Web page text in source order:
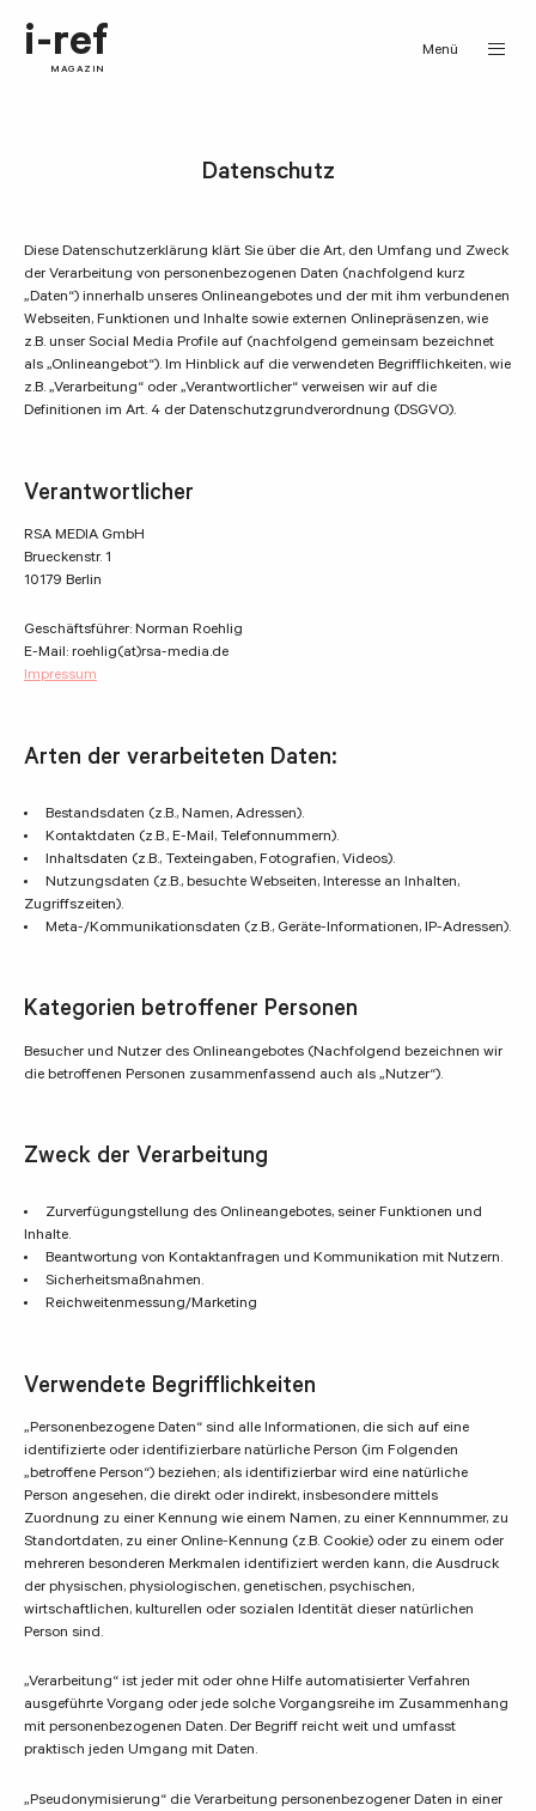
i-ref
MAGAZIN
Menü
Datenschutz
Diese Datenschutzerklärung klärt Sie über die Art, den Umfang und Zweck
der Verarbeitung von personenbezogenen Daten (nachfolgend kurz
„Daten“) innerhalb unseres Onlineangebotes und der mit ihm verbundenen
Webseiten, Funktionen und Inhalte sowie externen Onlinepräsenzen, wie
z.B. unser Social Media Profile auf (nachfolgend gemeinsam bezeichnet
als „Onlineangebot“). Im Hinblick auf die verwendeten Begrifflichkeiten, wie
z.B. „Verarbeitung“ oder „Verantwortlicher“ verweisen wir auf die
Definitionen im Art. 4 der Datenschutzgrundverordnung (DSGVO).
Verantwortlicher
RSA MEDIA GmbH
Brueckenstr. 1
10179 Berlin
Geschäftsführer: Norman Roehlig
E-Mail: roehlig(at)rsa-media.de
Impressum
Arten der verarbeiteten Daten:
Bestandsdaten (z.B., Namen, Adressen).
Kontaktdaten (z.B., E-Mail, Telefonnummern).
Inhaltsdaten (z.B., Texteingaben, Fotografien, Videos).
Nutzungsdaten (z.B., besuchte Webseiten, Interesse an Inhalten,
Zugriffszeiten).
Meta-/Kommunikationsdaten (z.B., Geräte-Informationen, IP-Adressen).
Kategorien betroffener Personen
Besucher und Nutzer des Onlineangebotes (Nachfolgend bezeichnen wir
die betroffenen Personen zusammenfassend auch als „Nutzer“).
Zweck der Verarbeitung
Zurverfügungstellung des Onlineangebotes, seiner Funktionen und
Inhalte.
Beantwortung von Kontaktanfragen und Kommunikation mit Nutzern.
Sicherheitsmaßnahmen.
Reichweitenmessung/Marketing
Verwendete Begrifflichkeiten
„Personenbezogene Daten“ sind alle Informationen, die sich auf eine
identifizierte oder identifizierbare natürliche Person (im Folgenden
„betroffene Person“) beziehen; als identifizierbar wird eine natürliche
Person angesehen, die direkt oder indirekt, insbesondere mittels
Zuordnung zu einer Kennung wie einem Namen, zu einer Kennnummer, zu
Standortdaten, zu einer Online-Kennung (z.B. Cookie) oder zu einem oder
mehreren besonderen Merkmalen identifiziert werden kann, die Ausdruck
der physischen, physiologischen, genetischen, psychischen,
wirtschaftlichen, kulturellen oder sozialen Identität dieser natürlichen
Person sind.
„Verarbeitung“ ist jeder mit oder ohne Hilfe automatisierter Verfahren
ausgeführte Vorgang oder jede solche Vorgangsreihe im Zusammenhang
mit personenbezogenen Daten. Der Begriff reicht weit und umfasst
praktisch jeden Umgang mit Daten.
„Pseudonymisierung“ die Verarbeitung personenbezogener Daten in einer